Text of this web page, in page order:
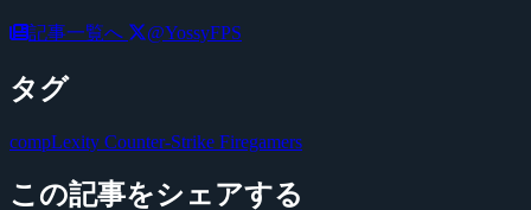
記事一覧へ @YossyFPS
タグ
compLexity Counter-Strike Firegamers
この記事をシェアする